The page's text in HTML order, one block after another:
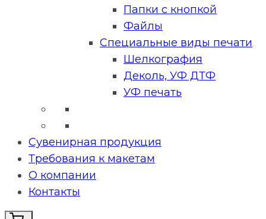
Папки с кнопкой
Файлы
Специальные виды печати
Шелкография
Деколь, УФ ДТФ
УФ печать
Сувенирная продукция
Требования к макетам
О компании
Контакты